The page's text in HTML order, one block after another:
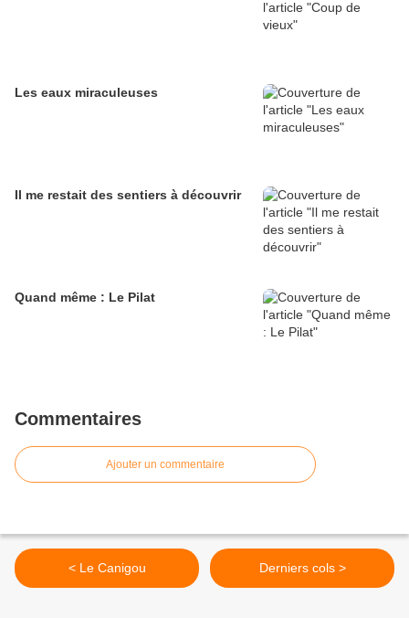
Les eaux miraculeuses
Il me restait des sentiers à découvrir
Quand même : Le Pilat
Commentaires
Ajouter un commentaire
< Le Canigou Derniers cols >